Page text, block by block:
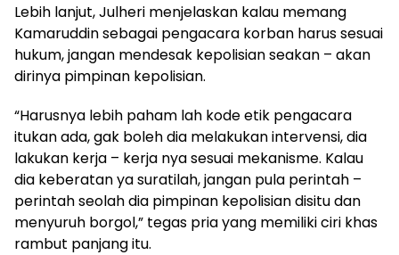
Lebih lanjut, Julheri menjelaskan kalau memang
Kamaruddin sebagai pengacara korban harus sesuai
hukum, jangan mendesak kepolisian seakan – akan
dirinya pimpinan kepolisian.
“Harusnya lebih paham lah kode etik pengacara
itukan ada, gak boleh dia melakukan intervensi, dia
lakukan kerja – kerja nya sesuai mekanisme. Kalau
dia keberatan ya suratilah, jangan pula perintah –
perintah seolah dia pimpinan kepolisian disitu dan
menyuruh borgol,” tegas pria yang memiliki ciri khas
rambut panjang itu.